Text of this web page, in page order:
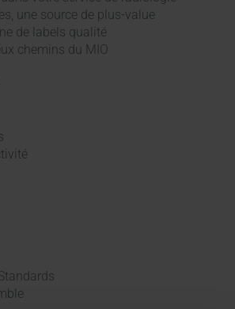
une source de plus-value
de labels qualité
chemins du MIO